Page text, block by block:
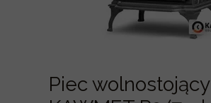
Piec wolnostojący